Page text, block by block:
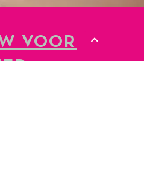
VOOR